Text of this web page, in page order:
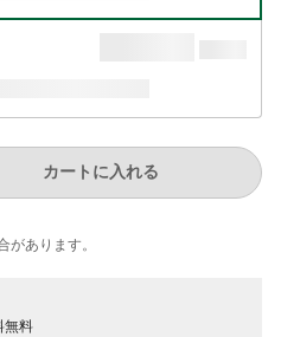
カートに入れる
あります。
無料